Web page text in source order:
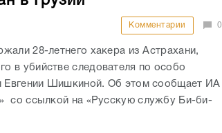
Комментарии 0
28-летнего хакера из Астрахани,
в убийстве следователя по особо
Евгении Шишкиной. Об этом сообщает ИА
со ссылкой на «Русскую службу Би-би-